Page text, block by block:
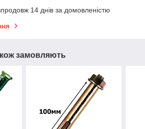
14 днів за домовленістю
замовляють